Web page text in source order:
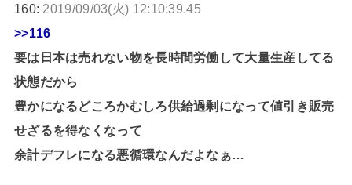
160: 2019/09/03(火) 12:10:39.45
>>116
要は日本は売れない物を長時間労働して大量生産してる
状態だから
豊かになるどころかむしろ供給過剰になって値引き販売
せざるを得なくなって
余計デフレになる悪循環なんだよなぁ…